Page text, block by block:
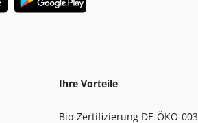
Ihre Vorteile
Bio-Zertifizierung DE-ÖKO-003